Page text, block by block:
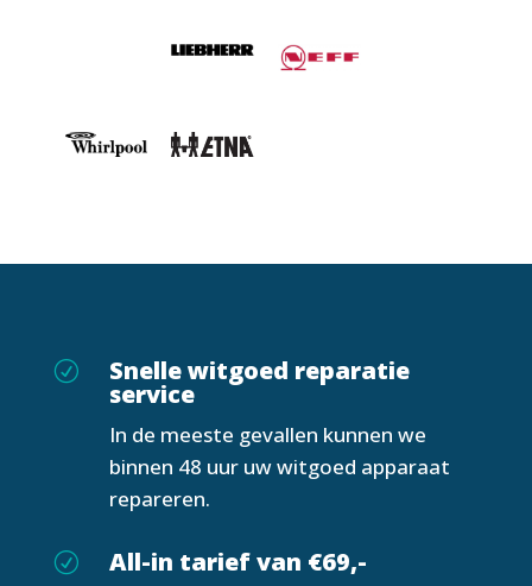
R Snelle witgoed reparatie
service
In de meeste gevallen kunnen we
binnen 48 uur uw witgoed apparaat
repareren.
R All-in tarief van €69,-